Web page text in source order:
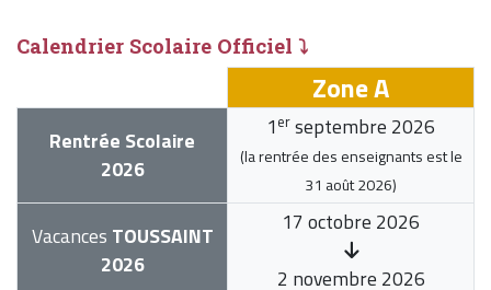
Calendrier Scolaire Officiel ⤵
Zone A
Rentrée Scolaire
2026
1 er septembre 2026
(la rentrée des enseignants est le
31 août 2026)
Vacances TOUSSAINT
2026
17 octobre 2026
2 novembre 2026